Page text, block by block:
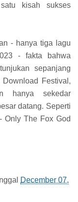
kisah sukses
- hanya tiga lagu
- fakta bahwa
sepanjang
Festival,
hanya sekedar
datang. Seperti
Only The Fox God
December 07,